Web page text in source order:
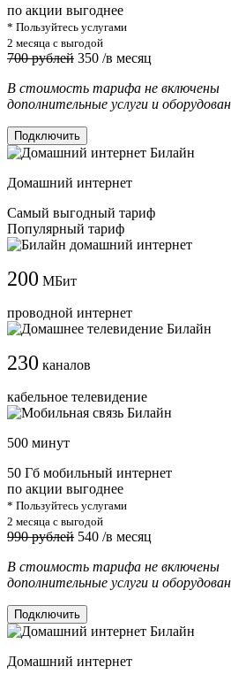
по акции выгоднее
* Пользуйтесь услугами
2 месяца с выгодой
700 рублей 350 /в месяц
В стоимость тарифа не включены
дополнительные услуги и
Подключить
Домашний интернет
Самый выгодный тариф
Популярный тариф
200 МБит
проводной интернет
230 каналов
кабельное телевидение
500 минут
50 Гб мобильный интернет
по акции выгоднее
* Пользуйтесь услугами
2 месяца с выгодой
990 рублей 540 /в месяц
В стоимость тарифа не включены
дополнительные услуги и
Подключить
Домашний интернет